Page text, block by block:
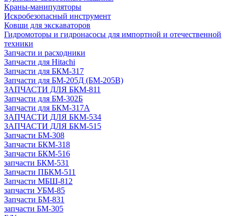
Краны-манипуляторы
Искробезопасный инструмент
Ковши для экскаваторов
Гидромоторы и гидронасосы для импортной и отечественной
техники
Запчасти и расходники
Запчасти для Hitachi
Запчасти для БКМ-317
Запчасти для БМ-205Д (БМ-205В)
ЗАПЧАСТИ ДЛЯ БКМ-811
Запчасти для БМ-302Б
Запчасти для БКМ-317А
ЗАПЧАСТИ ДЛЯ БКМ-534
ЗАПЧАСТИ ДЛЯ БКМ-515
Запчасти БМ-308
Запчасти БКМ-318
Запчасти БКМ-516
запчасти БКМ-531
Запчасти ПБКМ-511
Запчасти МБШ-812
запчасти УБМ-85
Запчасти БМ-831
запчасти БМ-305